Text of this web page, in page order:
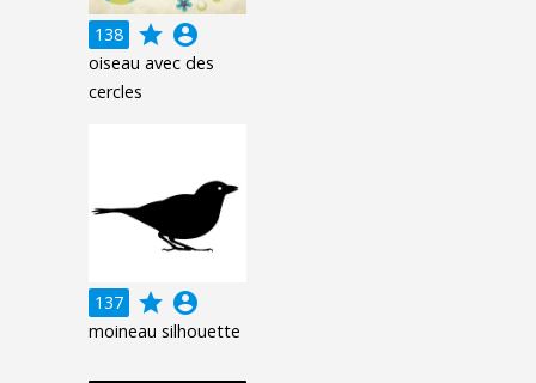
138 grade account_circle
oiseau avec des
cercles
137 grade account_circle
moineau silhouette